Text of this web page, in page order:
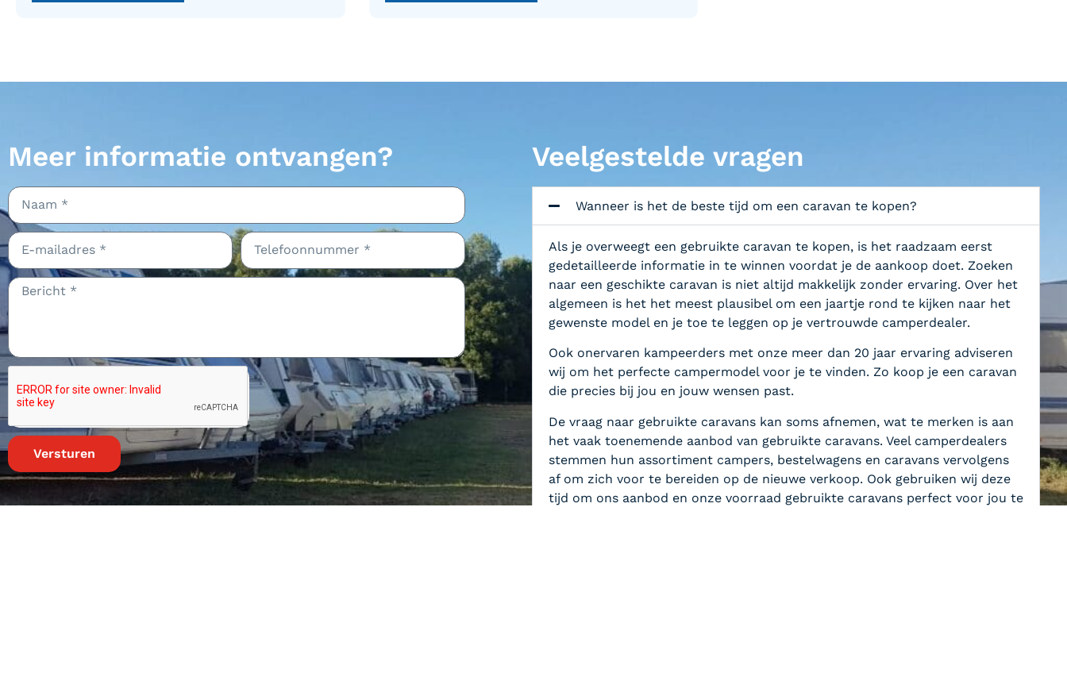
Meer informatie ontvangen?
Versturen
Alternative:
Veelgestelde vragen
Wanneer is het de beste tijd om een caravan te kopen?
Als je overweegt een gebruikte caravan te kopen, is het raadzaam eerst
gedetailleerde informatie in te winnen voordat je de aankoop doet. Zoeken
naar een geschikte caravan is niet altijd makkelijk zonder ervaring. Over het
algemeen is het het meest plausibel om een jaartje rond te kijken naar het
gewenste model en je toe te leggen op je vertrouwde camperdealer.
Ook onervaren kampeerders met onze meer dan 20 jaar ervaring adviseren
wij om het perfecte campermodel voor je te vinden. Zo koop je een caravan
die precies bij jou en jouw wensen past.
De vraag naar gebruikte caravans kan soms afnemen, wat te merken is aan
het vaak toenemende aanbod van gebruikte caravans. Veel camperdealers
stemmen hun assortiment campers, bestelwagens en caravans vervolgens
af om zich voor te bereiden op de nieuwe verkoop. Ook gebruiken wij deze
tijd om ons aanbod en onze voorraad gebruikte caravans perfect voor jou te